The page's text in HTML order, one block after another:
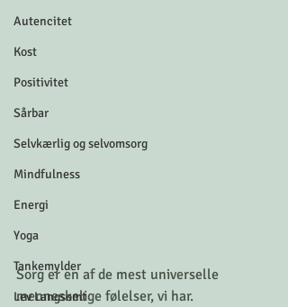
Autencitet
Kost
Positivitet
Sårbar
Selvkærlig og selvomsorg
Mindfulness
Energi
Yoga
Tankemylder
Lev Langsomt
Sorg er en af de mest universelle
menneskelige følelser, vi har.